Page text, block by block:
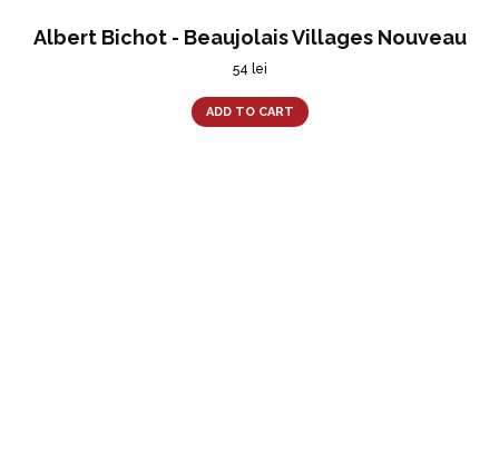
Albert Bichot - Beaujolais Villages Nouveau
54 lei
ADD TO CART